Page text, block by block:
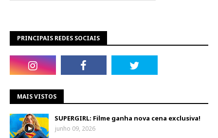
PRINCIPAIS REDES SOCIAIS
MAIS VISTOS
SUPERGIRL: Filme ganha nova cena exclusiva!
junho 09, 2026